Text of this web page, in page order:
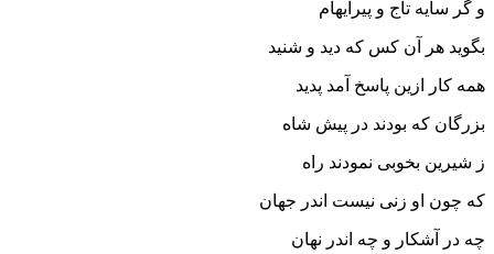
و گر سایه تاج و پیرایه‏ام‏
بگوید هر آن کس که دید و شنید
همه کار ازین پاسخ آمد پدید
بزرگان که بودند در پیش شاه
ز شیرین بخوبى نمودند راه‏
که چون او زنى نیست اندر جهان
چه در آشکار و چه اندر نهان‏